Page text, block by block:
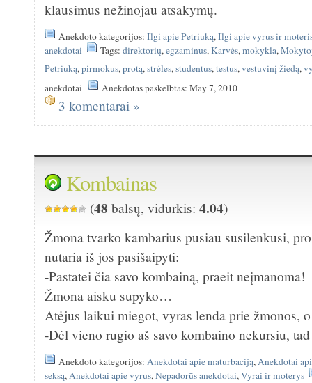
klausimus nežinojau atsakymų.
Anekdoto kategorijos:Ilgi apie Petriuką,Ilgi apie vyrus ir
anekdotai
Tags:direktorių,egzaminus,Karvės,mokykla,
Petriuką,pirmokus,protą,strėles,studentus,testus,vestuvinį žiedą,
anekdotai
Anekdotas paskelbtas: May 7, 2010
3 komentarai »
Kombainas
(48 balsų, vidurkis:4.04)
Žmona tvarko kambarius pusiau susilenkusi,
nutaria iš jos pasišaipyti:
-Pastatei čia savo kombainą, praeit neįmanoma!
Žmona aisku supyko…
Atėjus laikui miegot, vyras lenda prie žmonos,
-Dėl vieno rugio aš savo kombaino nekursiu,
Anekdoto kategorijos: Anekdotai apie maturbaciją, Anekdotai
seksą, Anekdotai apie vyrus,Nepadorūs anekdotai,Vyrai ir moterys